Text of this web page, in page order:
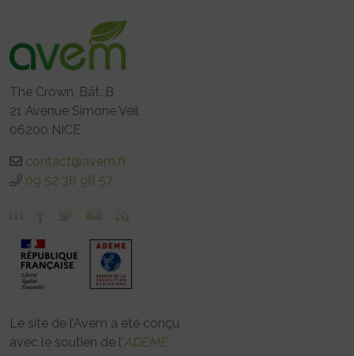
The Crown, Bât. B
21 Avenue Simone Veil
06200 NICE
contact@avem.fr
09 52 38 98 57
Le site de l’Avem a été conçu
avec le soutien de l’ADEME